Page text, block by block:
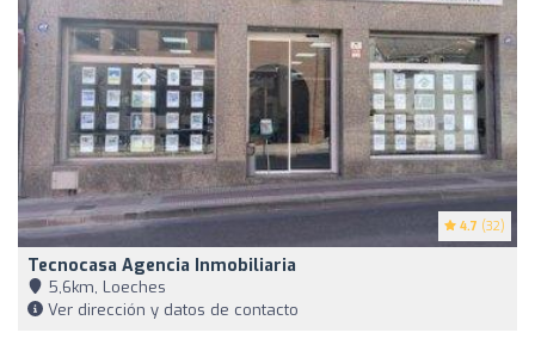
4.7 (32)
Tecnocasa Agencia Inmobiliaria
5,6km, Loeches
Ver dirección y datos de contacto